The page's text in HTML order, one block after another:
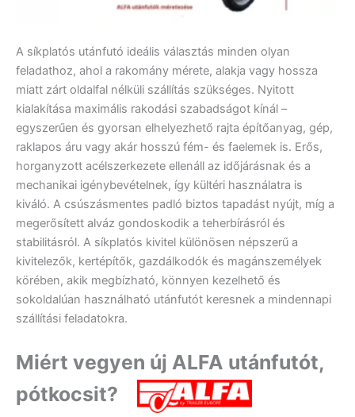
A síkplatós utánfutó ideális választás minden olyan
feladathoz, ahol a rakomány mérete, alakja vagy hossza
miatt zárt oldalfal nélküli szállítás szükséges. Nyitott
kialakítása maximális rakodási szabadságot kínál –
egyszerűen és gyorsan elhelyezhető rajta építőanyag, gép,
raklapos áru vagy akár hosszú fém- és faelemek is. Erős,
horganyzott acélszerkezete ellenáll az időjárásnak és a
mechanikai igénybevételnek, így kültéri használatra is
kiváló. A csúszásmentes padló biztos tapadást nyújt, míg a
megerősített alváz gondoskodik a teherbírásról és
stabilitásról. A síkplatós kivitel különösen népszerű a
kivitelezők, kertépítők, gazdálkodók és magánszemélyek
körében, akik megbízható, könnyen kezelhető és
sokoldalúan használható utánfutót keresnek a mindennapi
szállítási feladatokra.
Miért vegyen új ALFA utánfutót,
pótkocsit?